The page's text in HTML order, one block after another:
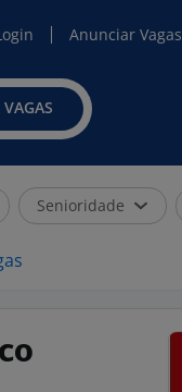
Anunciar Vagas
Senioridade